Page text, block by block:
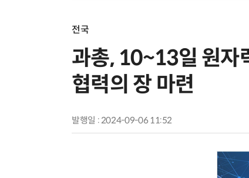
전국
과총, 10~13일 원자
협력의 장 마련
발행일 : 2024-09-06 11:52